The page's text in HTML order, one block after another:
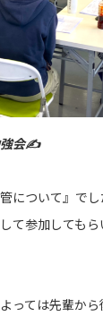
強会✍
について』でし
て参加しても
っては先輩か